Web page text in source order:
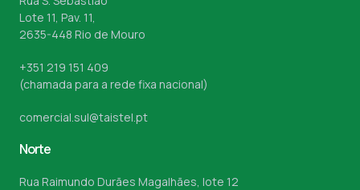
Marcação
Prego
Recuperáveis
Lote 11, Pav. 11,
2635-448 Rio de Mouro
+351 219 151 409
(chamada para a rede fixa nacional)
comercial.sul@taistel.pt
Norte
Rua Raimundo Durães Magalhães, lote 12